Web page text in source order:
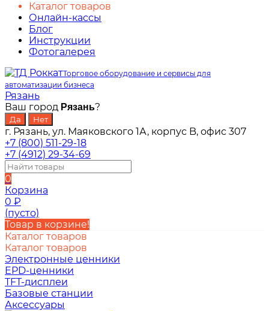
Каталог товаров
Онлайн-кассы
Блог
Инструкции
Фотогалерея
Торговое оборудование и сервисы для
автоматизации бизнеса
Рязань
Ваш город Рязань?
г. Рязань, ул. Маяковского 1А, корпус B, офис 307
+7 (800) 511-29-18
+7 (4912) 29-34-69
0
Корзина
0 ₽
(пусто)
Товар в корзине!
Каталог товаров
Каталог товаров
Электронные ценники
EPD-ценники
TFT-дисплеи
Базовые станции
Аксессуары